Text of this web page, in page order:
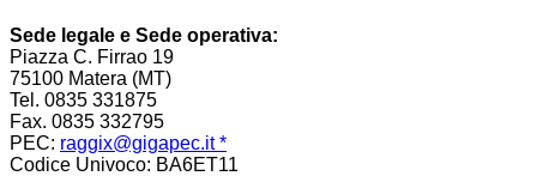
Sede legale e Sede operativa:
Piazza C. Firrao 19
75100 Matera (MT)
Tel. 0835 331875
Fax. 0835 332795
PEC: raggix@gigapec.it *
Codice Univoco: BA6ET11